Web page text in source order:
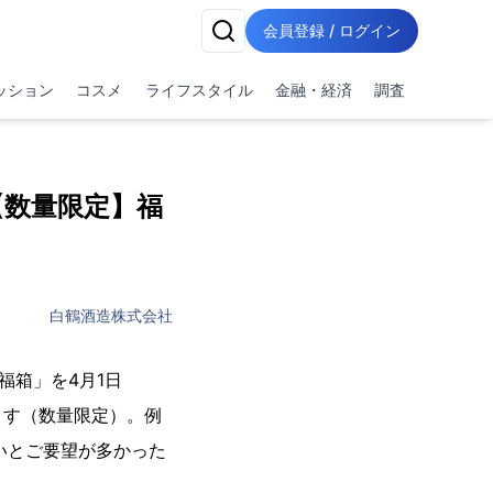
会員登録 / ログイン
ション コスメ ライフスタイル 金融・経済 調査
量限定】福
白鶴酒造株式会社
箱」を4月1日
（数量限定）。例
ご要望が多かった